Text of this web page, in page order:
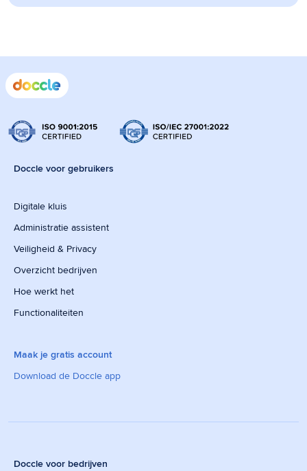
Doccle voor gebruikers
Digitale kluis
Administratie assistent
Veiligheid & Privacy
Overzicht bedrijven
Hoe werkt het
Functionaliteiten
Maak je gratis account
Download de Doccle app
Doccle voor bedrijven